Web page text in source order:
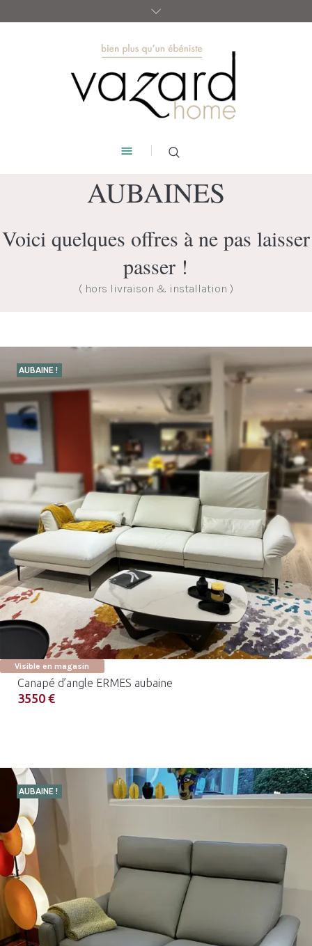
AUBAINES
Voici quelques offres à ne pas laisser
passer !
( hors livraison & installation )
AUBAINE !
Visible en magasin
Canapé d’angle ERMES aubaine
3550 €
AUBAINE !